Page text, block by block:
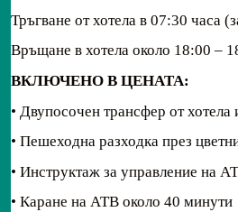
Тръгване от хотела в 07:30 часа
Връщане в хотела около 18:00 –
ВКЛЮЧЕНО В ЦЕНАТА:
• Двупосочен трансфер от
• Пешеходна разходка през
• Инструктаж за управление на
• Каране на АТВ около 40 минути